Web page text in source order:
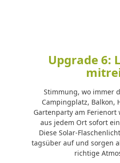
Upgrade 6:
Stimmung, wo immer
Campingplatz, Balkon,
Gartenparty am Ferienort
aus jedem Ort sofort
Diese Solar-
tagsüber auf und sorgen
richtige